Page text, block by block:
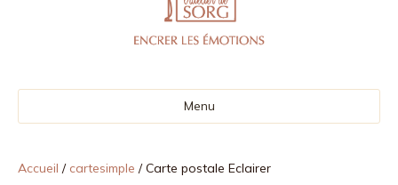
o
o
t
b
e
t
g
r
Menu
Accueil / cartesimple / Carte postale Eclairer